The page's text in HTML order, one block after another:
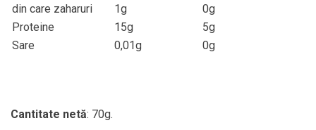
din care zaharuri 1g
0g
Proteine
15g
5g
Sare
0,01g 0g
Cantitate netă: 70g.